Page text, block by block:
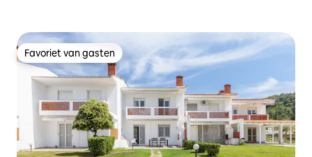
Favoriet van gasten
Favoriet van gasten